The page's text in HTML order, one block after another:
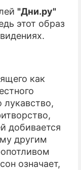
ЖИЗНИ
РЕЛИЗЫ
"Дни.ру"
этот образ
как
лукавство,
добивается
другим
означает,